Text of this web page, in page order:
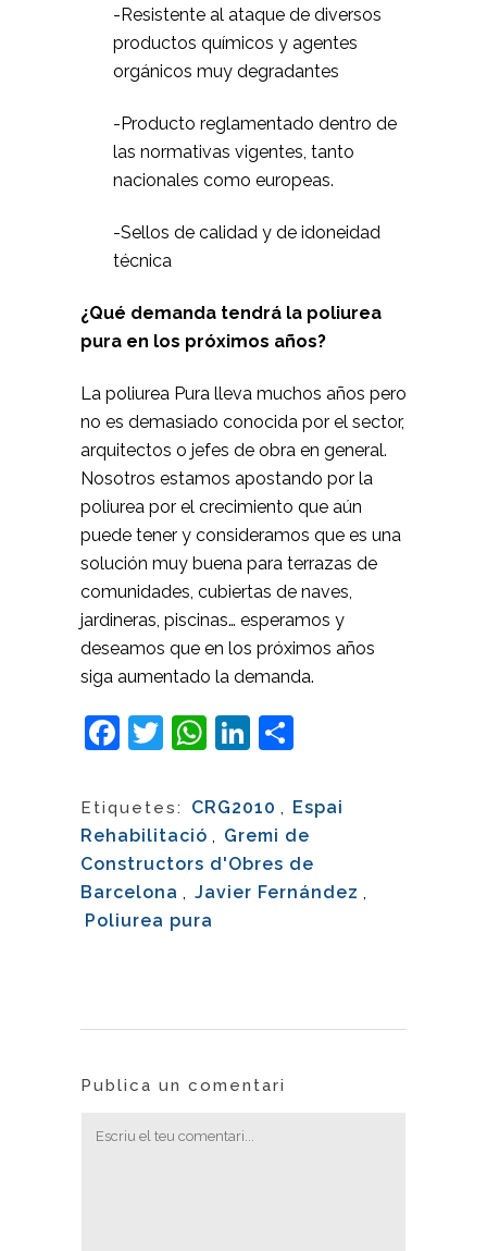
-Resistente al ataque de diversos
productos químicos y agentes
orgánicos muy degradantes
-Producto reglamentado dentro de
las normativas vigentes, tanto
nacionales como europeas.
-Sellos de calidad y de idoneidad
técnica
¿Qué demanda tendrá la poliurea
pura en los próximos años?
La poliurea Pura lleva muchos años pero
no es demasiado conocida por el sector,
arquitectos o jefes de obra en general.
Nosotros estamos apostando por la
poliurea por el crecimiento que aún
puede tener y consideramos que es una
solución muy buena para terrazas de
comunidades, cubiertas de naves,
jardineras, piscinas… esperamos y
deseamos que en los próximos años
siga aumentado la demanda.
Facebook
Twitter
WhatsApp
LinkedIn
Etiquetes: CRG2010 , Espai
Rehabilitació , Gremi de
Constructors d'Obres de
Barcelona , Javier Fernández ,
Poliurea pura
Publica un comentari